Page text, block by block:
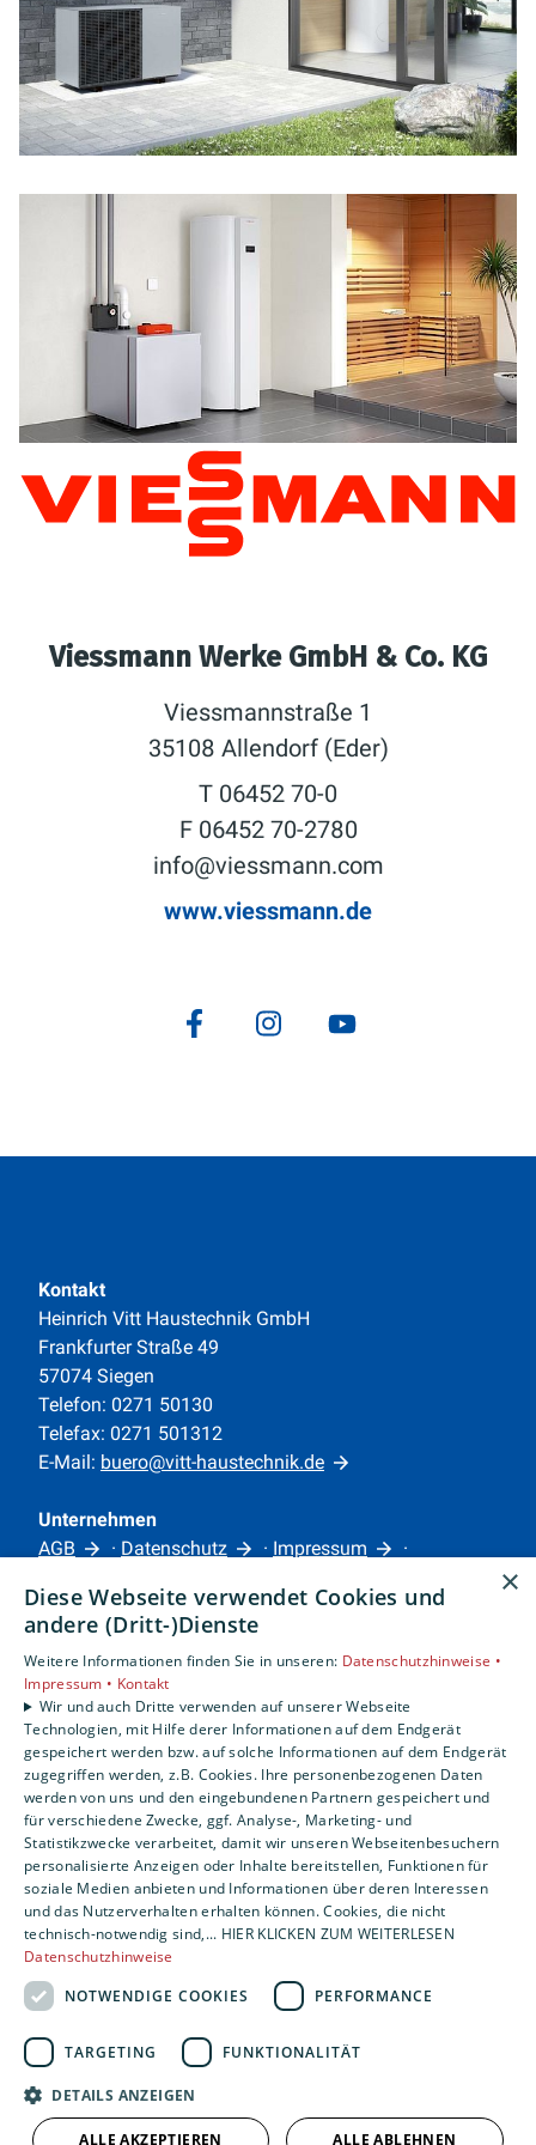
Viessmann Werke GmbH & Co. KG
Viessmannstraße 1
35108 Allendorf (Eder)
T 06452 70-0
F 06452 70-2780
info@viessmann.com
www.viessmann.de
Kontakt
Heinrich Vitt Haustechnik GmbH
Frankfurter Straße 49
57074 Siegen
Telefon: 0271 50130
Telefax: 0271 501312
E-Mail: buero@vitt-haustechnik.de
Unternehmen
AGB
· Datenschutz · Impressum
·
Privatkunden
Gewerbekunden
Karriere
Unternehmen
Standorte
Siegen
Um externe HTML-Inhalte anzuzeigen, benötigen
Weitere Informationen finden Sie in unserer
Datenschutzerklärung.
COOKIE-EINSTELLUNGEN ÖFFNEN
×
Diese Webseite verwendet Cookies und
andere (Dritt-)Dienste
Weitere Informationen finden Sie in unseren: Datenschutzhinweise •
Impressum • Kontakt
Wir und auch Dritte verwenden auf unserer Webseite
Technologien, mit Hilfe derer Informationen auf dem Endgerät
gespeichert werden bzw. auf solche Informationen auf dem Endgerät
zugegriffen werden, z.B. Cookies. Ihre personenbezogenen Daten
werden von uns und den eingebundenen Partnern gespeichert und
für verschiedene Zwecke, ggf. Analyse-, Marketing- und
Statistikzwecke verarbeitet, damit wir unseren Webseitenbesuchern
personalisierte Anzeigen oder Inhalte bereitstellen, Funktionen für
soziale Medien anbieten und Informationen über deren Interessen
und das Nutzerverhalten erhalten können. Cookies, die nicht
technisch-notwendig sind,... HIER KLICKEN ZUM WEITERLESEN
Datenschutzhinweise
NOTWENDIGE COOKIES
PERFORMANCE
TARGETING FUNKTIONALITÄT
DETAILS ANZEIGEN
ALLE AKZEPTIEREN ALLE ABLEHNEN